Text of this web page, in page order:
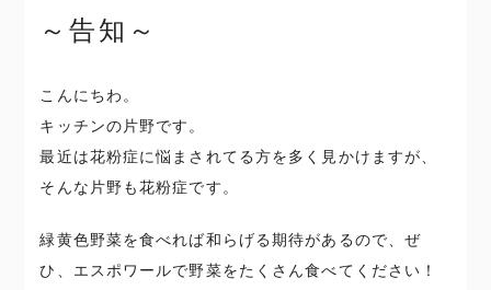
～告知～
こんにちわ。
キッチンの片野です。
最近は花粉症に悩まされてる方を多く見かけますが、
そんな片野も花粉症です。
緑黄色野菜を食べれば和らげる期待があるので、ぜ
ひ、エスポワールで野菜をたくさん食べてください！